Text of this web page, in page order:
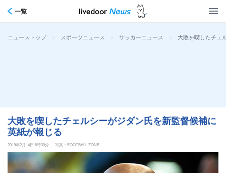
一覧
ニューストップ > スポーツニュース > サッカーニュース > 大敗を喫したチェ
大敗を喫したチェルシーがジダン氏を新監督候補に
英紙が報じる
2019年2月14日 8時30分 写真：FOOTBALL ZONE